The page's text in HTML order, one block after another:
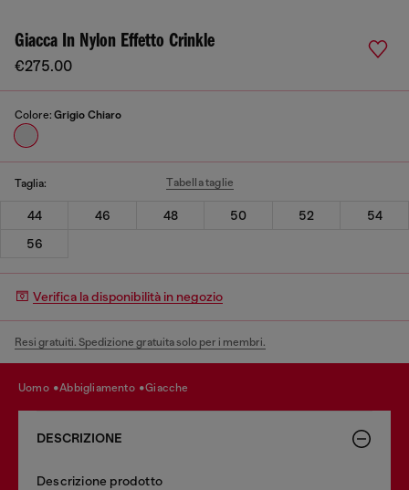
Giacca In Nylon Effetto Crinkle
€275.00
Colore: Grigio Chiaro
Taglia: Tabella taglie
44 46 48 50 52
54
56
Verifica la disponibilità in negozio
Resi gratuiti. Spedizione gratuita solo per i membri.
uomo abbigliamento giacche
DESCRIZIONE
Descrizione prodotto